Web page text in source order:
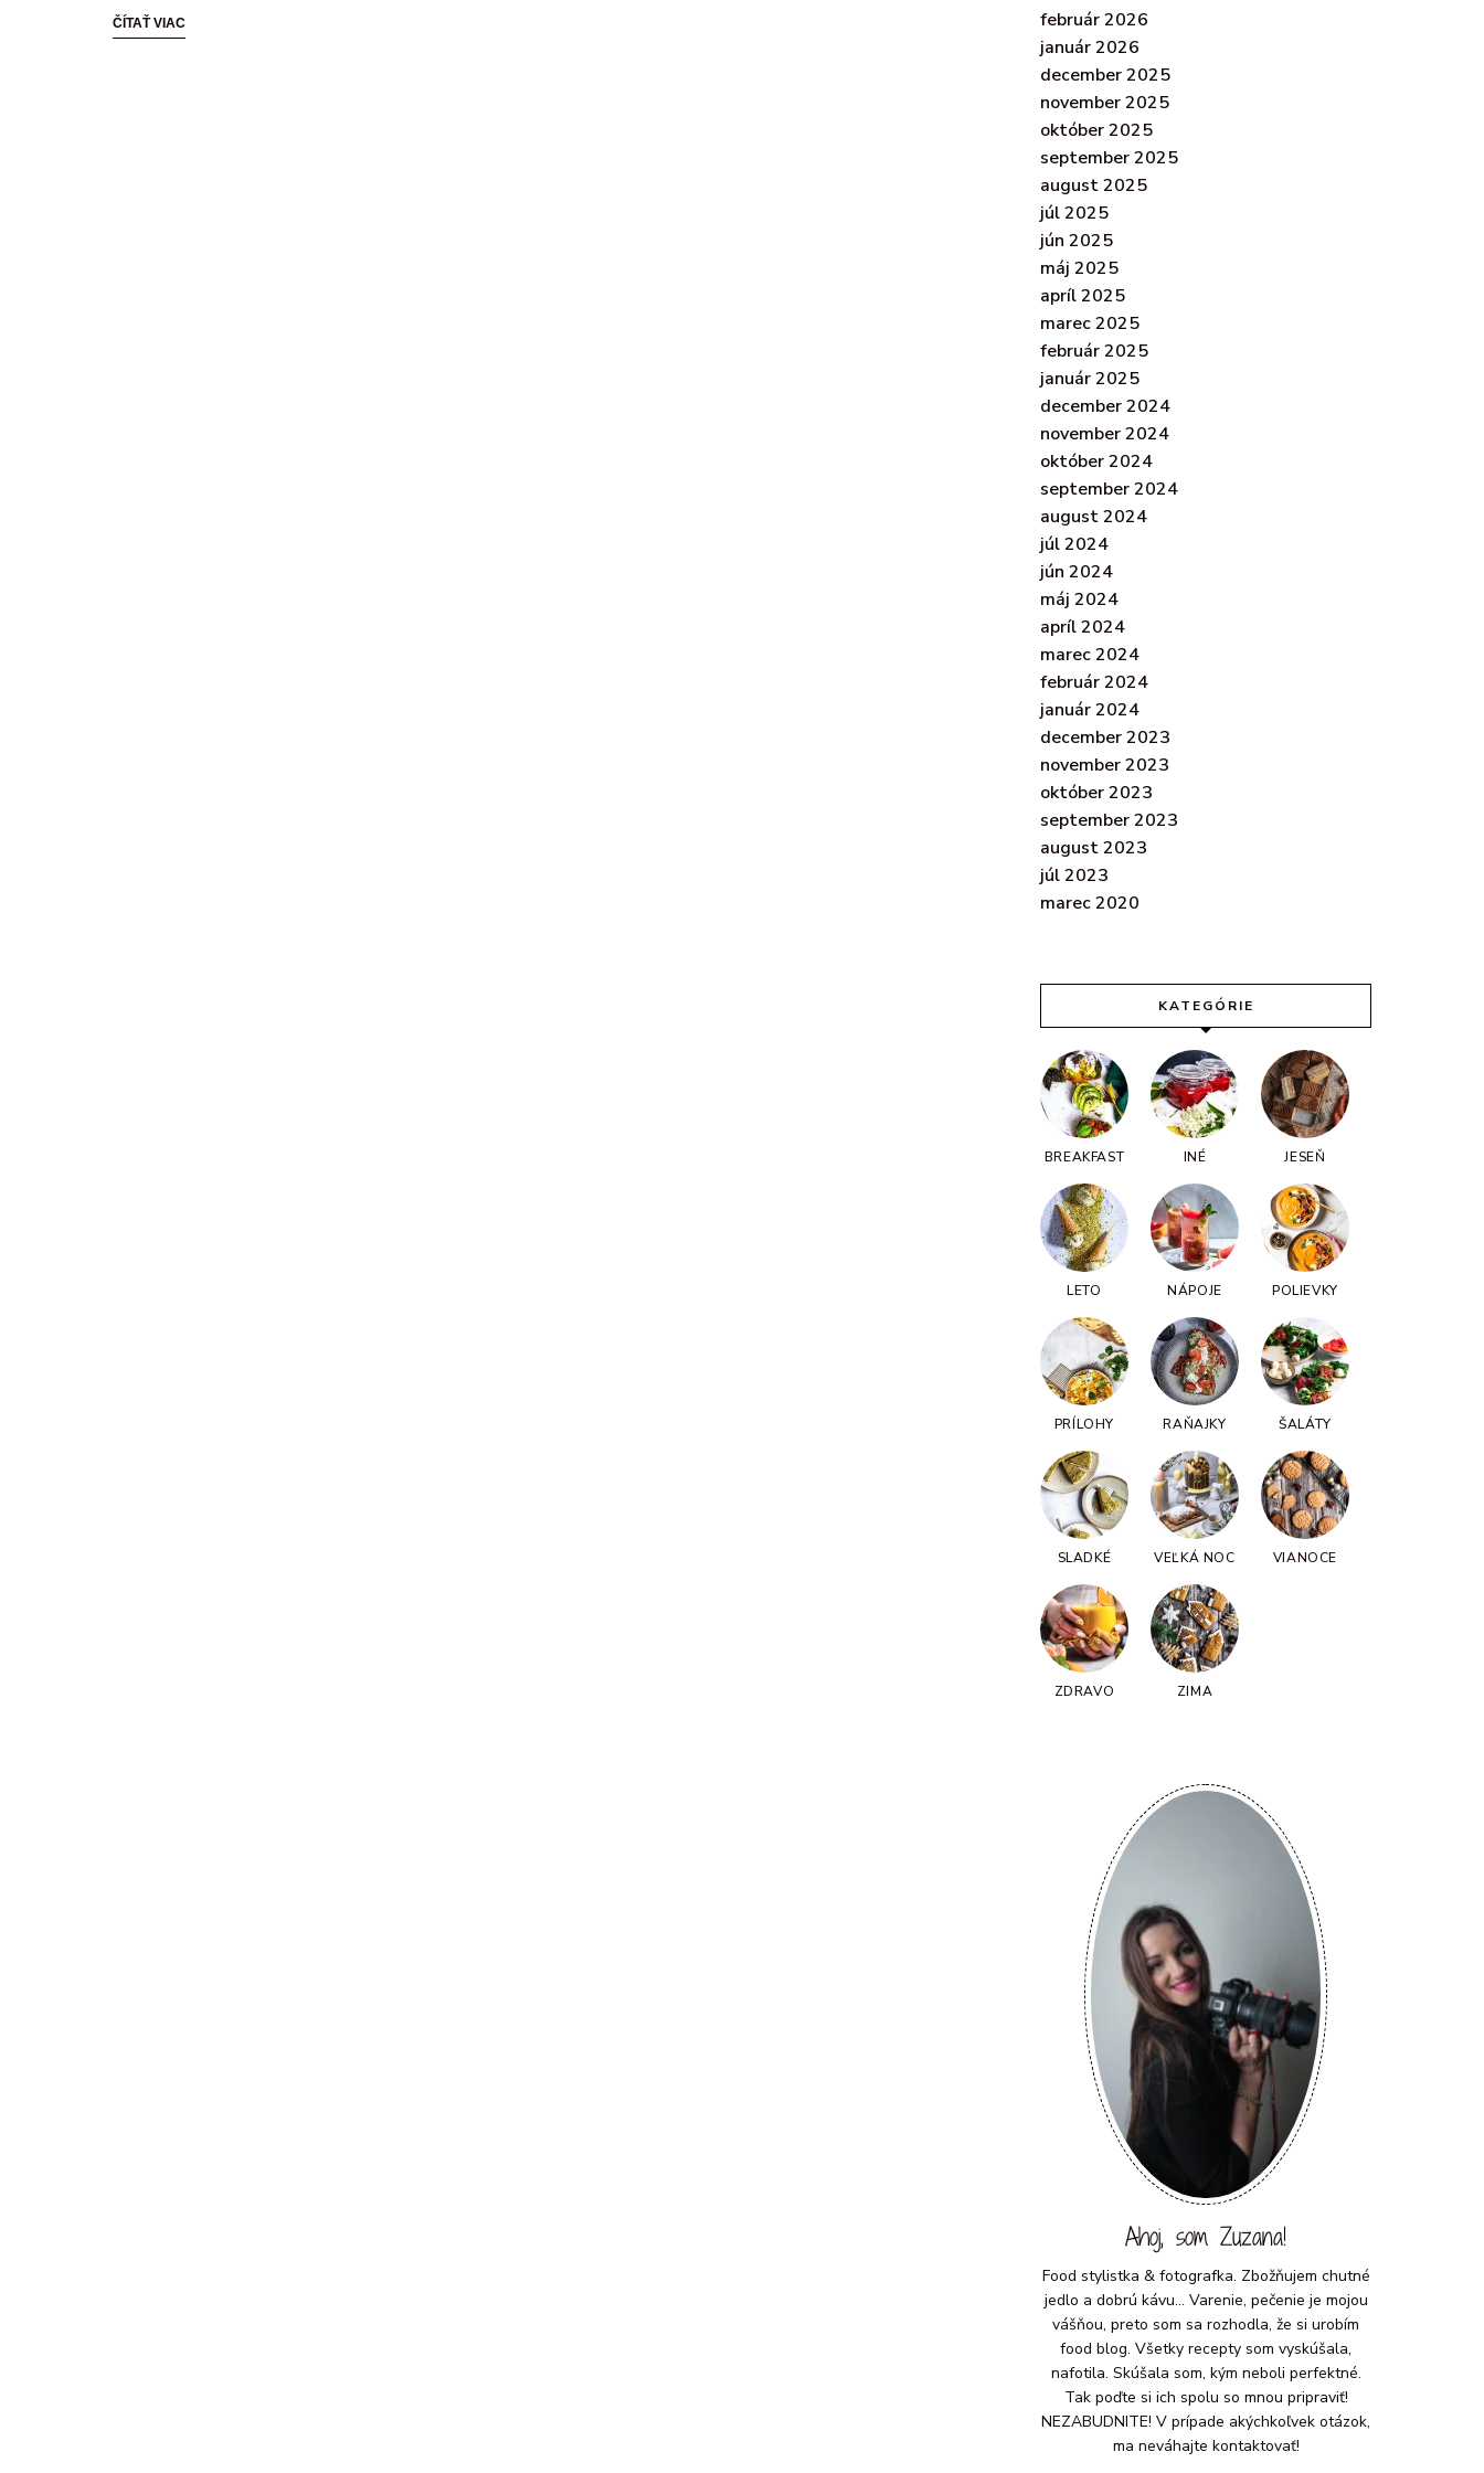
ČÍTAŤ VIAC
február 2026
január 2026
december 2025
november 2025
október 2025
september 2025
august 2025
júl 2025
jún 2025
máj 2025
apríl 2025
marec 2025
február 2025
január 2025
december 2024
november 2024
október 2024
september 2024
august 2024
júl 2024
jún 2024
máj 2024
apríl 2024
marec 2024
február 2024
január 2024
december 2023
november 2023
október 2023
september 2023
august 2023
júl 2023
marec 2020
KATEGÓRIE
BREAKFAST INÉ JESEŇ
LETO NÁPOJE POLIEVKY
PRÍLOHY RAŇAJKY ŠALÁTY
SLADKÉ VEĽKÁ NOC VIANOCE
ZDRAVO ZIMA
Ahoj, som Zuzana!
Food stylistka & fotografka. Zbožňujem chutné
jedlo a dobrú kávu... Varenie, pečenie je mojou
vášňou, preto som sa rozhodla, že si urobím
food blog. Všetky recepty som vyskúšala,
nafotila. Skúšala som, kým neboli perfektné.
Tak poďte si ich spolu so mnou pripraviť!
NEZABUDNITE! V prípade akýchkoľvek otázok,
ma neváhajte kontaktovať!